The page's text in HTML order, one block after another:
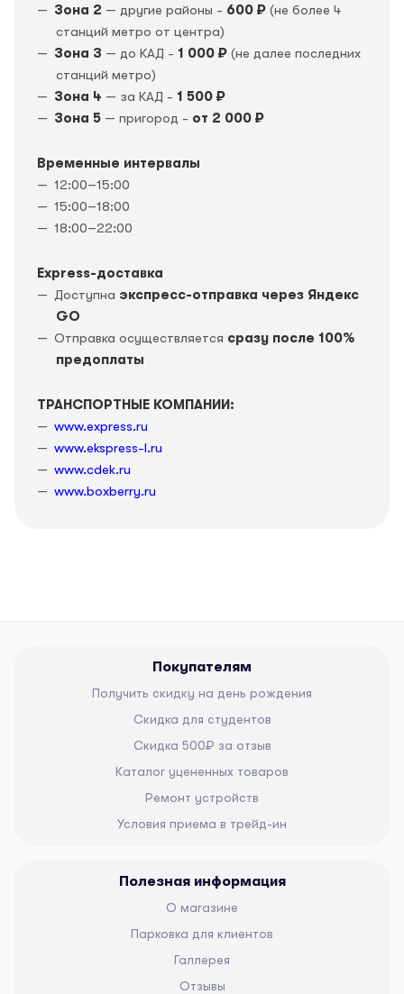
Зона 2 — другие районы - 600 ₽ (не более 4
станций метро от центра)
Зона 3 — до КАД - 1 000 ₽ (не далее последних
станций метро)
Зона 4 — за КАД - 1 500 ₽
Зона 5 — пригород - от 2 000 ₽
Временные интервалы
12:00–15:00
15:00–18:00
18:00–22:00
Express-доставка
Доступна экспресс-отправка через Яндекс
GO
Отправка осуществляется сразу после 100%
предоплаты
ТРАНСПОРТНЫЕ КОМПАНИИ:
www.express.ru
www.ekspress-l.ru
www.cdek.ru
www.boxberry.ru
Покупателям
Получить скидку на день рождения
Скидка для студентов
Скидка 500₽ за отзыв
Каталог уцененных товаров
Ремонт устройств
Условия приема в трейд-ин
Полезная информация
О магазине
Парковка для клиентов
Галлерея
Отзывы